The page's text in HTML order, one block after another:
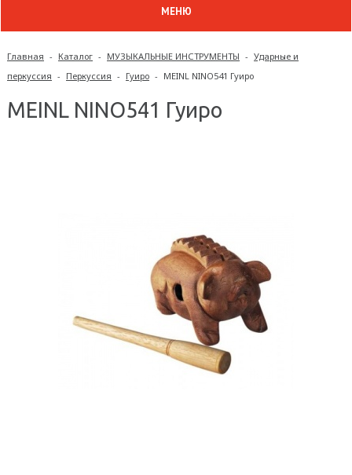
МЕНЮ
Главная - Каталог - МУЗЫКАЛЬНЫЕ ИНСТРУМЕНТЫ - Ударные и
перкуссия - Перкуссия - Гуиро - MEINL NINO541 Гуиро
MEINL NINO541 Гуиро